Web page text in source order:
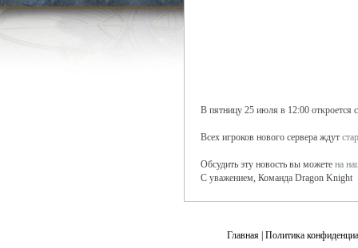
В пятницу 25 июля в 12:00 откроется
Всех игроков нового сервера ждут
Обсудить эту новость вы можете на
С уважением, Команда Dragon Knight
Главная Политика